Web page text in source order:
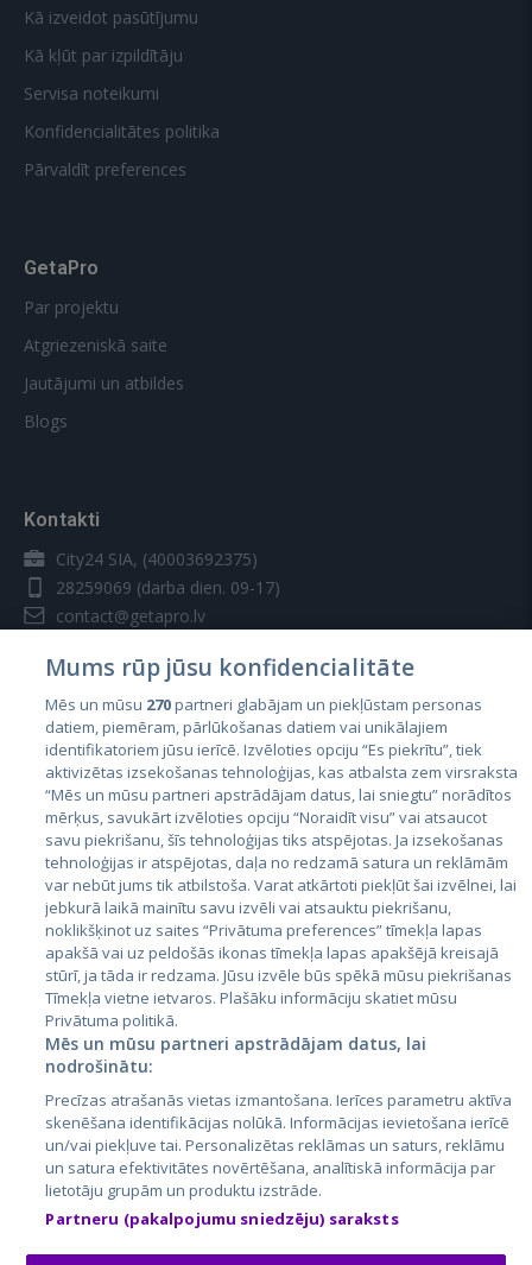
Kā izveidot pasūtījumu
Kā kļūt par izpildītāju
Servisa noteikumi
Konfidencialitātes politika
Pārvaldīt preferences
GetaPro
Par projektu
Atgriezeniskā saite
Jautājumi un atbildes
Blogs
Kontakti
City24 SIA, (40003692375)
28259069 (darba dien. 09-17)
contact@getapro.lv
Valstis
Igaunija
Latvija
Lietuva
City24.lv
City24.ee
GetaPro.lv
GetaPro.ee
Skelbiu.lt
Autoplius.lt
CVbankas.lt
Kainos.lt
Paslaugos.lt
auto24.ee
Osta.ee
Mums rūp jūsu konfidencialitāte
Mēs un mūsu 270partneri glabājam un piekļūstam personas
datiem, piemēram, pārlūkošanas datiem vai unikālajiem
identifikatoriem jūsu ierīcē. Izvēloties opciju “Es piekrītu”, tiek
aktivizētas izsekošanas tehnoloģijas, kas atbalsta zem virsraksta
“Mēs un mūsu partneri apstrādājam datus, lai sniegtu” norādītos
mērķus, savukārt izvēloties opciju “Noraidīt visu” vai atsaucot
savu piekrišanu, šīs tehnoloģijas tiks atspējotas. Ja izsekošanas
tehnoloģijas ir atspējotas, daļa no redzamā satura un reklāmām
var nebūt jums tik atbilstoša. Varat atkārtoti piekļūt šai izvēlnei, lai
jebkurā laikā mainītu savu izvēli vai atsauktu piekrišanu,
noklikšķinot uz saites “Privātuma preferences” tīmekļa lapas
apakšā vai uz peldošās ikonas tīmekļa lapas apakšējā kreisajā
stūrī, ja tāda ir redzama. Jūsu izvēle būs spēkā mūsu piekrišanas
Tīmekļa vietne ietvaros. Plašāku informāciju skatiet mūsu
Privātuma politikā.
Mēs un mūsu partneri apstrādājam datus, lai
nodrošinātu:
Precīzas atrašanās vietas izmantošana. Ierīces parametru aktīva
skenēšana identifikācijas nolūkā. Informācijas ievietošana ierīcē
un/vai piekļuve tai. Personalizētas reklāmas un saturs, reklāmu
un satura efektivitātes novērtēšana, analītiskā informācija par
lietotāju grupām un produktu izstrāde.
Partneru (pakalpojumu sniedzēju) saraksts